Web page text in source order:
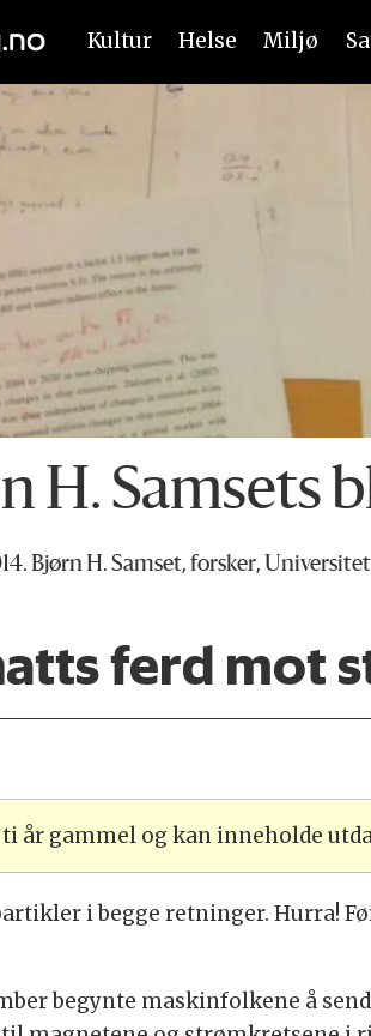
Kultur Helse Miljø
H. Samsets
Bjørn H. Samset, forsker,
ferd mot
år gammel og kan inneholde
i begge retninger. Hurra!
begynte maskinfolkene å